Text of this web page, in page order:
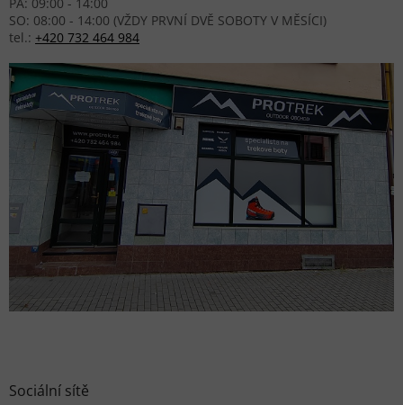
PÁ: 09:00 - 14:00
SO: 08:00 - 14:00 (VŽDY PRVNÍ DVĚ SOBOTY V MĚSÍCI)
tel.: +420 732 464 984
Sociální sítě